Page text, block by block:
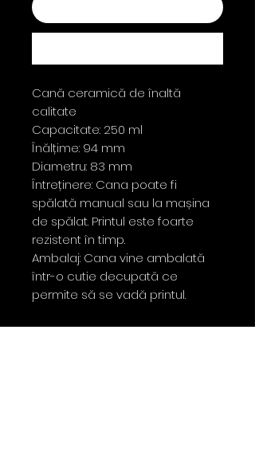
Cană ceramică de înaltă
calitate
Capacitate: 250 ml
Înălțime: 94 mm
Diametru: 83 mm
Întreținere: Cana poate fi
spălată manual sau la mașina
de spălat. Printul este foarte
rezistent în timp.
Ambalaj: Cana vine ambalată
într-o cutie decupată ce
permite să se vadă printul.